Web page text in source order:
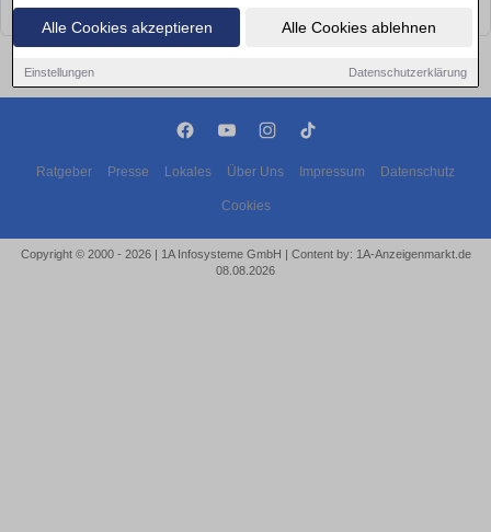
Alle Cookies akzeptieren Alle Cookies ablehnen
Einstellungen Datenschutzerklärung
bald wieder vorbei!
Ratgeber Presse Lokales Über Uns Impressum Datenschutz
Cookies
Copyright © 2000 - 2026 | 1A Infosysteme GmbH | Content by: 1A-Anzeigenmarkt.de
08.08.2026